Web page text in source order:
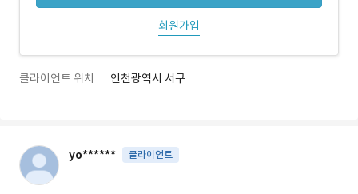
회원가입
클라이언트 위치 인천광역시 서구
yo****** 클라이언트